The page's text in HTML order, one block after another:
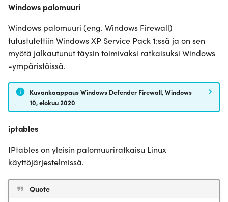
Windows palomuuri
Windows palomuuri (eng. Windows Firewall)
tutustutettiin Windows XP Service Pack 1:ssä ja on sen
myötä jalkautunut täysin toimivaksi ratkaisuksi Windows
-ympäristöissä.
Kuvankaappaus Windows Defender Firewall, Windows
10, elokuu 2020
iptables
IPtables on yleisin palomuuriratkaisu Linux
käyttöjärjestelmissä.
Quote